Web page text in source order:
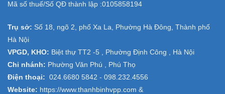
Mã số thuế/Số QĐ thành lập :0105858194
Trụ sở: Số 18, ngõ 2, phố Xa La, Phường Hà Đông, Thành phố
Hà Nội
VPGD, KHO: Biệt thự TT2 -5 , Phường Định Công , Hà Nội
Chi nhánh: Phường Văn Phú , Phú Thọ
Điện thoại: 024.6680 5842 - 098.232.4556
Website: https://www.thanhbinhvpp.com &